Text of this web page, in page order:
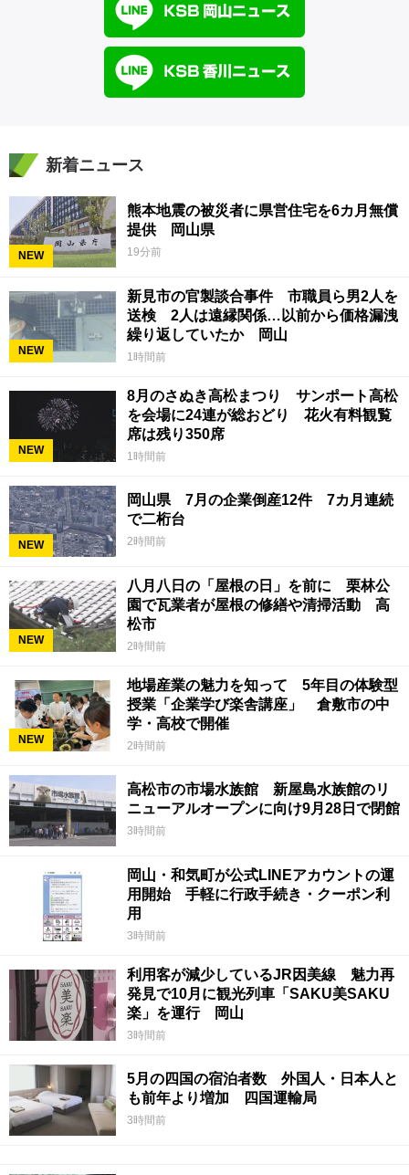
新着ニュース
NEW
熊本地震の被災者に県営住宅を6カ月無償
提供 岡山県
19分前
NEW
新見市の官製談合事件 市職員ら男2人を
送検 2人は遠縁関係…以前から価格漏洩
繰り返していたか 岡山
1時間前
NEW
8月のさぬき高松まつり サンポート高松
を会場に24連が総おどり 花火有料観覧
席は残り350席
1時間前
NEW
岡山県 7月の企業倒産12件 7カ月連続
で二桁台
2時間前
NEW
八月八日の「屋根の日」を前に 栗林公
園で瓦業者が屋根の修繕や清掃活動 高
松市
2時間前
NEW
地場産業の魅力を知って 5年目の体験型
授業「企業学び楽舎講座」 倉敷市の中
学・高校で開催
2時間前
高松市の市場水族館 新屋島水族館のリ
ニューアルオープンに向け9月28日で閉館
3時間前
岡山・和気町が公式LINEアカウントの運
用開始 手軽に行政手続き・クーポン利
用
3時間前
利用客が減少しているJR因美線 魅力再
発見で10月に観光列車「SAKU美SAKU
楽」を運行 岡山
3時間前
5月の四国の宿泊者数 外国人・日本人と
も前年より増加 四国運輸局
3時間前